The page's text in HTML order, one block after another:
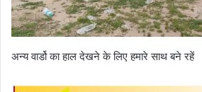
अन्य वार्डो का हाल देखने के लिए हमारे साथ बने रहें